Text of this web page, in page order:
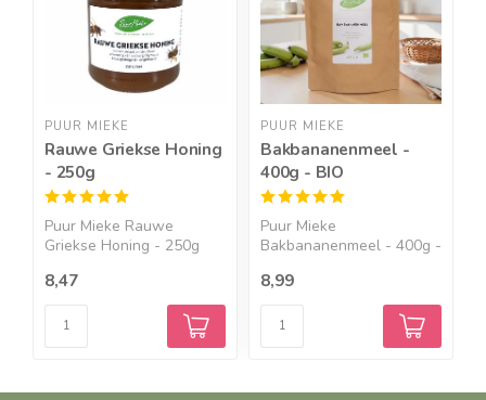
PUUR MIEKE
Rauwe Griekse Honing
- 250g
Puur Mieke Rauwe
Griekse Honing - 250g
8,47
PUUR MIEKE
Bakbananenmeel -
400g - BIO
Puur Mieke
Bakbananenmeel - 400g -
8,99